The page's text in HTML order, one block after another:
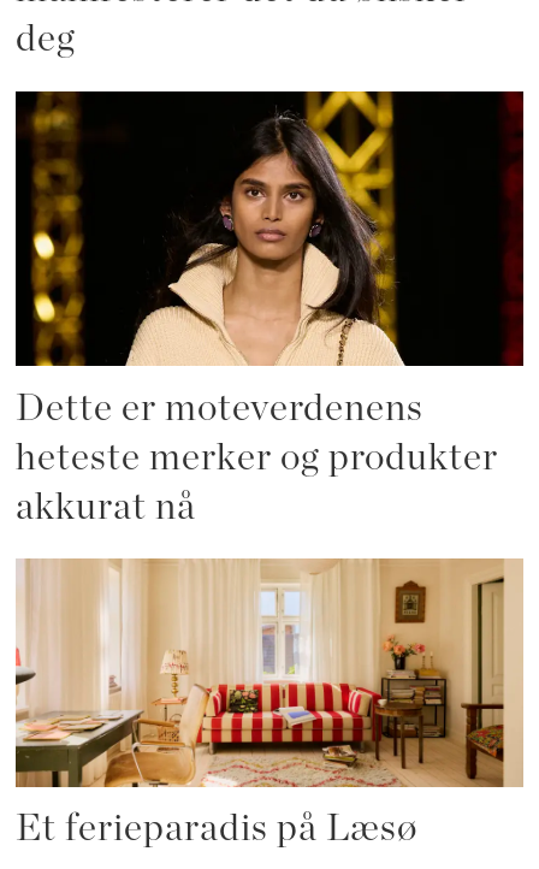
deg
Dette er moteverdenens
heteste merker og produkter
akkurat nå
Et ferieparadis på Læsø